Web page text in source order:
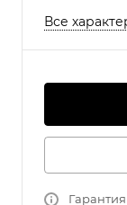
Все
Гарантия